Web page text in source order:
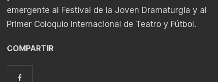
emergente al Festival de la Joven Dramaturgia y al
Primer Coloquio Internacional de Teatro y Fútbol.
COMPARTIR